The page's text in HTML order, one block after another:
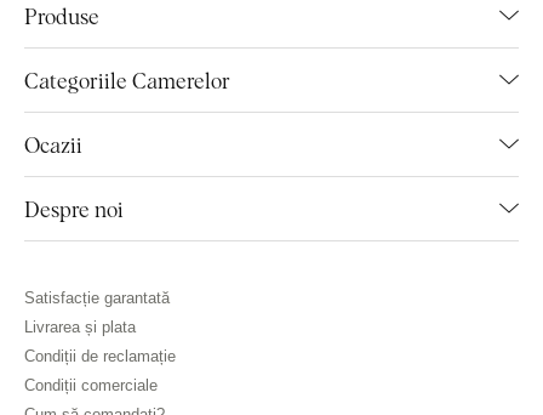
Produse
Categoriile Camerelor
Ocazii
Despre noi
Satisfacție garantată
Livrarea și plata
Condiții de reclamație
Condiții comerciale